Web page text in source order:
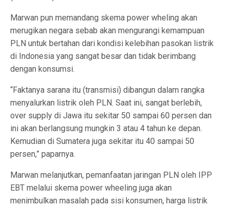
Marwan pun memandang skema power wheling akan
merugikan negara sebab akan mengurangi kemampuan
PLN untuk bertahan dari kondisi kelebihan pasokan listrik
di Indonesia yang sangat besar dan tidak berimbang
dengan konsumsi.
“Faktanya sarana itu (transmisi) dibangun dalam rangka
menyalurkan listrik oleh PLN. Saat ini, sangat berlebih,
over supply di Jawa itu sekitar 50 sampai 60 persen dan
ini akan berlangsung mungkin 3 atau 4 tahun ke depan.
Kemudian di Sumatera juga sekitar itu 40 sampai 50
persen,” paparnya.
Marwan melanjutkan, pemanfaatan jaringan PLN oleh IPP
EBT melalui skema power wheeling juga akan
menimbulkan masalah pada sisi konsumen, harga listrik